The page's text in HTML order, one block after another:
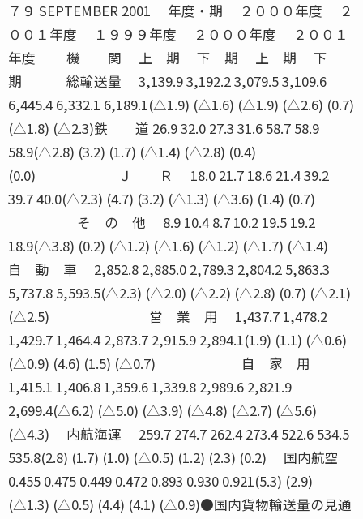
７９ SEPTEMBER 2001 年度・期 ２０００年度 ２
００１年度 １９９９年度 ２０００年度 ２００１
年度 機 関 上 期 下 期 上 期 下
期 総輸送量 3,139.9 3,192.2 3,079.5 3,109.6
6,445.4 6,332.1 6,189.1(△1.9) (△1.6) (△1.9) (△2.6) (0.7)
(△1.8) (△2.3)鉄 道 26.9 32.0 27.3 31.6 58.7 58.9
58.9(△2.8) (3.2) (1.7) (△1.4) (△2.8) (0.4)
(0.0) Ｊ Ｒ 18.0 21.7 18.6 21.4 39.2
39.7 40.0(△2.3) (4.7) (3.2) (△1.3) (△3.6) (1.4) (0.7)
そ の 他 8.9 10.4 8.7 10.2 19.5 19.2
18.9(△3.8) (0.2) (△1.2) (△1.6) (△1.2) (△1.7) (△1.4)
自 動 車 2,852.8 2,885.0 2,789.3 2,804.2 5,863.3
5,737.8 5,593.5(△2.3) (△2.0) (△2.2) (△2.8) (0.7) (△2.1)
(△2.5) 営 業 用 1,437.7 1,478.2
1,429.7 1,464.4 2,873.7 2,915.9 2,894.1(1.9) (1.1) (△0.6)
(△0.9) (4.6) (1.5) (△0.7) 自 家 用
1,415.1 1,406.8 1,359.6 1,339.8 2,989.6 2,821.9
2,699.4(△6.2) (△5.0) (△3.9) (△4.8) (△2.7) (△5.6)
(△4.3) 内航海運 259.7 274.7 262.4 273.4 522.6 534.5
535.8(2.8) (1.7) (1.0) (△0.5) (1.2) (2.3) (0.2) 国内航空
0.455 0.475 0.449 0.472 0.893 0.930 0.921(5.3) (2.9)
(△1.3) (△0.5) (4.4) (4.1) (△0.9)●国内貨物輸送量の見通